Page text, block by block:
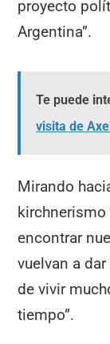
proyecto
Argentina”.
Te puede
visita de
Mirando
kirchnerismo
encontrar
vuelvan a
de vivir
tiempo”.